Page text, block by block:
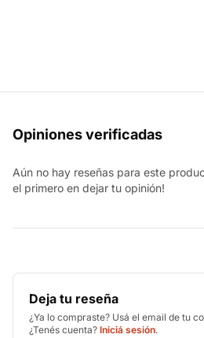
Opiniones verificadas
Aún no hay reseñas para este
el primero en dejar tu opinión!
Deja tu reseña
¿Ya lo compraste? Usá el email de tu
¿Tenés cuenta? Iniciá sesión.